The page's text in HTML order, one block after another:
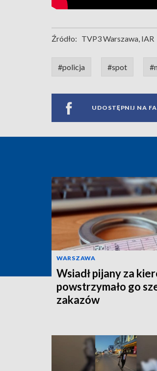
Źródło: TVP3 Warszawa, IAR
#policja #spot
UDOSTĘPNIJ NA
WARSZAWA
Wsiadł pijany za
powstrzymało go
zakazów